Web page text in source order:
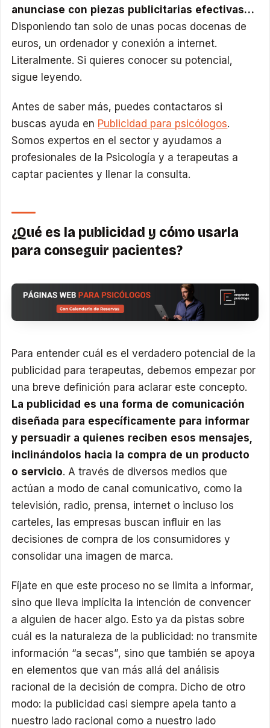
anunciase con piezas publicitarias efectivas…
Disponiendo tan solo de unas pocas docenas de
euros, un ordenador y conexión a internet.
Literalmente. Si quieres conocer su potencial,
sigue leyendo.
Antes de saber más, puedes contactaros si
buscas ayuda en Publicidad para psicólogos.
Somos expertos en el sector y ayudamos a
profesionales de la Psicología y a terapeutas a
captar pacientes y llenar la consulta.
¿Qué es la publicidad y cómo usarla
para conseguir pacientes?
Para entender cuál es el verdadero potencial de la
publicidad para terapeutas, debemos empezar por
una breve definición para aclarar este concepto.
La publicidad es una forma de comunicación
diseñada para específicamente para informar
y persuadir a quienes reciben esos mensajes,
inclinándolos hacia la compra de un producto
o servicio. A través de diversos medios que
actúan a modo de canal comunicativo, como la
televisión, radio, prensa, internet o incluso los
carteles, las empresas buscan influir en las
decisiones de compra de los consumidores y
consolidar una imagen de marca.
Fíjate en que este proceso no se limita a informar,
sino que lleva implícita la intención de convencer
a alguien de hacer algo. Esto ya da pistas sobre
cuál es la naturaleza de la publicidad: no transmite
información “a secas”, sino que también se apoya
en elementos que van más allá del análisis
racional de la decisión de compra. Dicho de otro
modo: la publicidad casi siempre apela tanto a
nuestro lado racional como a nuestro lado